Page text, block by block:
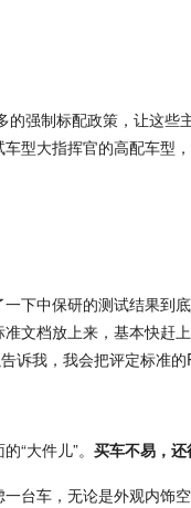
强制标配政策，让这些
型大指挥官的高配车型
下中保研的测试结果到
文档放上来，基本快赶
诉我，我会把评定标准
“大件儿”。买车不易，
台车，无论是外观内饰